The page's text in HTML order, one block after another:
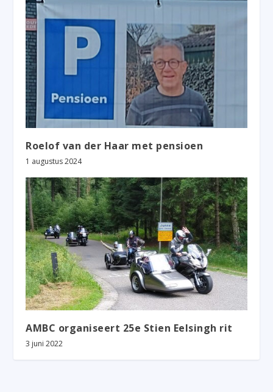
Roelof van der Haar met pensioen
1 augustus 2024
AMBC organiseert 25e Stien Eelsingh rit
3 juni 2022